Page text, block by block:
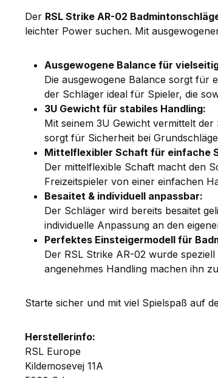
Der RSL Strike AR-02
leichter Power suchen. Mit
Ausgewogene Balance für
Die ausgewogene Balance sorgt für
der Schläger ideal für Spieler, die
3U Gewicht für stabiles Handling:
Mit seinem 3U Gewicht vermittelt
sorgt für Sicherheit bei
Mittelflexibler Schaft für einfache
Der mittelflexible Schaft macht den
Freizeitspieler von einer einfachen
Besaitet & individuell anpassbar:
Der Schläger wird bereits besaitet
individuelle Anpassung an den
Perfektes Einsteigermodell für
Der RSL Strike AR-02 wurde
angenehmes Handling machen ihn
Starte sicher und mit viel Spielspaß auf
Herstellerinfo:
RSL Europe
Kildemosevej 11A